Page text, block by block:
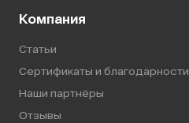
Компания
Статьи
Сертификаты и благодарности
Наши партнёры
Отзывы